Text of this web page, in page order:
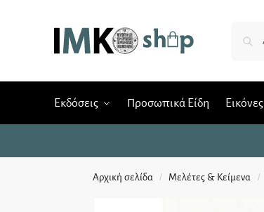
Εκδόσεις Προσωπικά Είδη Εικόνες
Αρχική σελίδα / Μελέτες & Κείμενα /